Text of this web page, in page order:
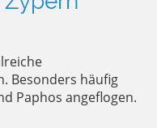
Besonders häufig
Paphos angeflogen.